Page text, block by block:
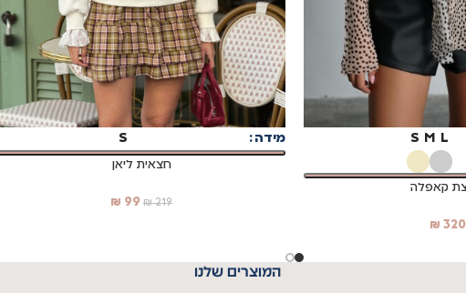
L
M
S
קאפלה
₪ 320
בחר אפשרויות
מידה S
חצאית ליאן
₪219
₪ 99
המוצרים שלנו